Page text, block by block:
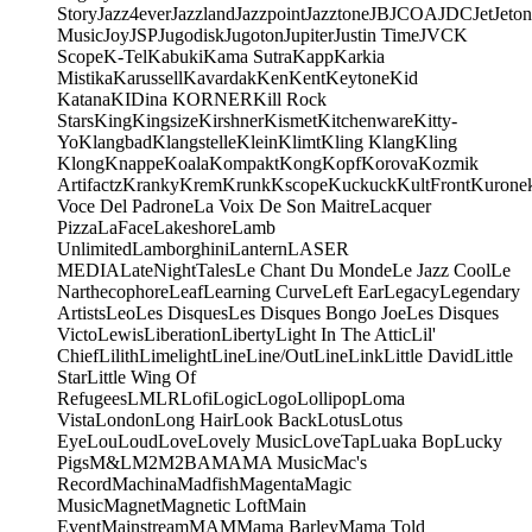
StoryJazz4everJazzlandJazzpointJazztoneJBJCOAJDCJetJeton
MusicJoyJSPJugodiskJugotonJupiterJustin TimeJVCK
ScopeK-TelKabukiKama SutraKappKarkia
MistikaKarussellKavardakKenKentKeytoneKid
KatanaKIDina KORNERKill Rock
StarsKingKingsizeKirshnerKismetKitchenwareKitty-
YoKlangbadKlangstelleKleinKlimtKling KlangKling
KlongKnappeKoalaKompaktKongKopfKorovaKozmik
ArtifactzKrankyKremKrunkKscopeKuckuckKultFront
Voce Del PadroneLa Voix De Son MaitreLacquer
PizzaLaFaceLakeshoreLamb
UnlimitedLamborghiniLanternLASER
MEDIALateNightTalesLe Chant Du MondeLe Jazz CoolLe
NarthecophoreLeafLearning CurveLeft EarLegacyLegendary
ArtistsLeoLes DisquesLes Disques Bongo JoeLes Disques
VictoLewisLiberationLibertyLight In The AtticLil'
ChiefLilithLimelightLineLine/OutLineLinkLittle DavidLittle
StarLittle Wing Of
RefugeesLMLRLofiLogicLogoLollipopLoma
VistaLondonLong HairLook BackLotusLotus
EyeLouLoudLoveLovely MusicLoveTapLuaka BopLucky
PigsM&LM2M2BAMAMA MusicMac's
RecordMachinaMadfishMagentaMagic
MusicMagnetMagnetic LoftMain
EventMainstreamMAMMama BarleyMama Told